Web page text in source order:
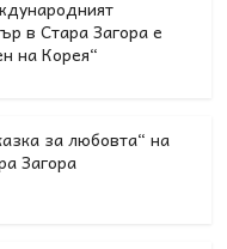
в Стара Загора е
на Корея“
за любовта“ на
Загора